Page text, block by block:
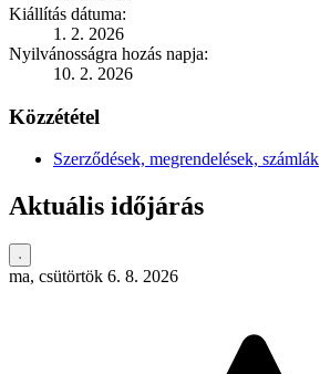
Kiállítás dátuma:
1. 2. 2026
Nyilvánosságra hozás napja:
10. 2. 2026
Közzététel
Szerződések, megrendelések, számlák
Aktuális időjárás
ma, csütörtök 6. 8. 2026